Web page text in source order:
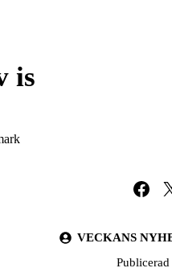
is
Dela på
VECKANS
Publicerad